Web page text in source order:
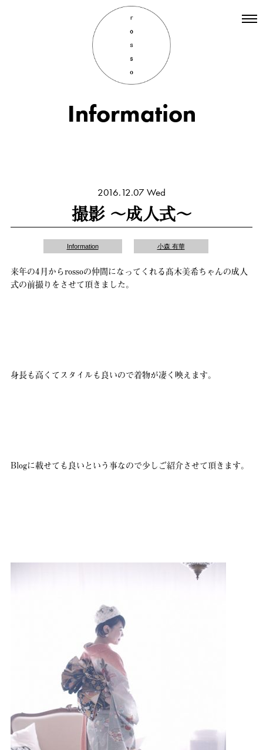
Top
Hair
Staff
Information
2016.12.07 Wed
撮影 〜成人式〜
Information 小森 有華
来年の4月からrossoの仲間になってくれる髙木美希ちゃんの成人
式の前撮りをさせて頂きました。
身長も高くてスタイルも良いので着物が凄く映えます。
Blogに載せても良いという事なので少しご紹介させて頂きます。